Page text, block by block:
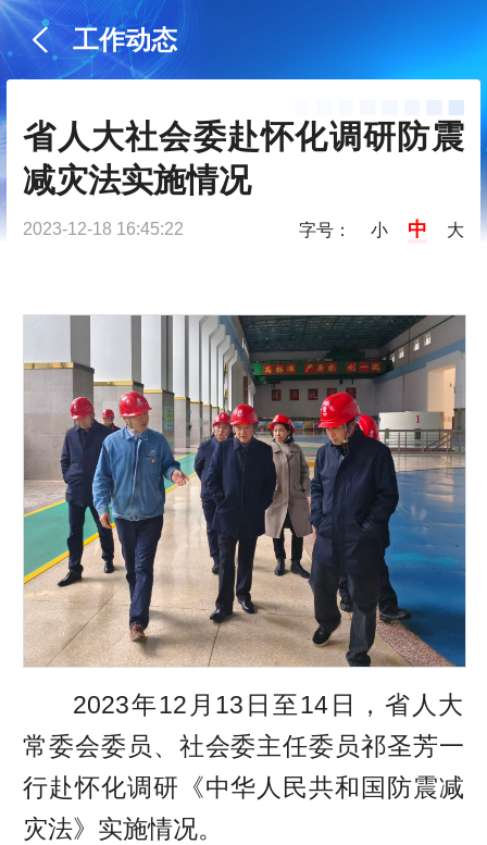
工作动态
省人大社会委赴怀化调研防震
减灾法实施情况
2023-12-18 16:45:22 字号： 小 中 大
2023年12月13日至14日，省人大
常委会委员、社会委主任委员祁圣芳一
行赴怀化调研《中华人民共和国防震减
灾法》实施情况。